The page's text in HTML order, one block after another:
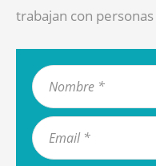
trabajan con